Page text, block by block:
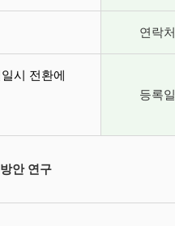
연락처
시 전환에
등록일
안 연구